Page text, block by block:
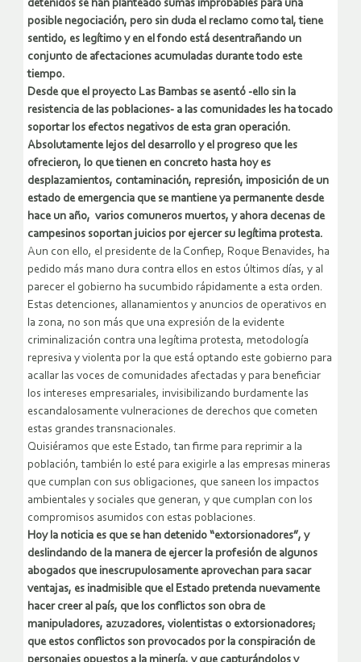
detenidos se han planteado sumas improbables para una
posible negociación, pero sin duda el reclamo como tal, tiene
sentido, es legítimo y en el fondo está desentrañando un
conjunto de afectaciones acumuladas durante todo este
tiempo.
Desde que el proyecto Las Bambas se asentó -ello sin la
resistencia de las poblaciones- a las comunidades les ha tocado
soportar los efectos negativos de esta gran operación.
Absolutamente lejos del desarrollo y el progreso que les
ofrecieron, lo que tienen en concreto hasta hoy es
desplazamientos, contaminación, represión, imposición de un
estado de emergencia que se mantiene ya permanente desde
hace un año, varios comuneros muertos, y ahora decenas de
campesinos soportan juicios por ejercer su legítima protesta.
Aun con ello, el presidente de la Confiep, Roque Benavides, ha
pedido más mano dura contra ellos en estos últimos días, y al
parecer el gobierno ha sucumbido rápidamente a esta orden.
Estas detenciones, allanamientos y anuncios de operativos en
la zona, no son más que una expresión de la evidente
criminalización contra una legítima protesta, metodología
represiva y violenta por la que está optando este gobierno para
acallar las voces de comunidades afectadas y para beneficiar
los intereses empresariales, invisibilizando burdamente las
escandalosamente vulneraciones de derechos que cometen
estas grandes transnacionales.
Quisiéramos que este Estado, tan firme para reprimir a la
población, también lo esté para exigirle a las empresas mineras
que cumplan con sus obligaciones, que saneen los impactos
ambientales y sociales que generan, y que cumplan con los
compromisos asumidos con estas poblaciones.
Hoy la noticia es que se han detenido “extorsionadores”, y
deslindando de la manera de ejercer la profesión de algunos
abogados que inescrupulosamente aprovechan para sacar
ventajas, es inadmisible que el Estado pretenda nuevamente
hacer creer al país, que los conflictos son obra de
manipuladores, azuzadores, violentistas o extorsionadores;
que estos conflictos son provocados por la conspiración de